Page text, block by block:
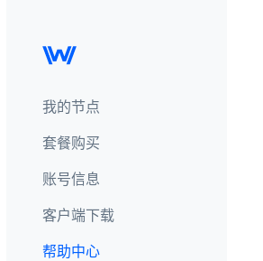
我的节点
套餐购买
账号信息
客户端下载
帮助中心